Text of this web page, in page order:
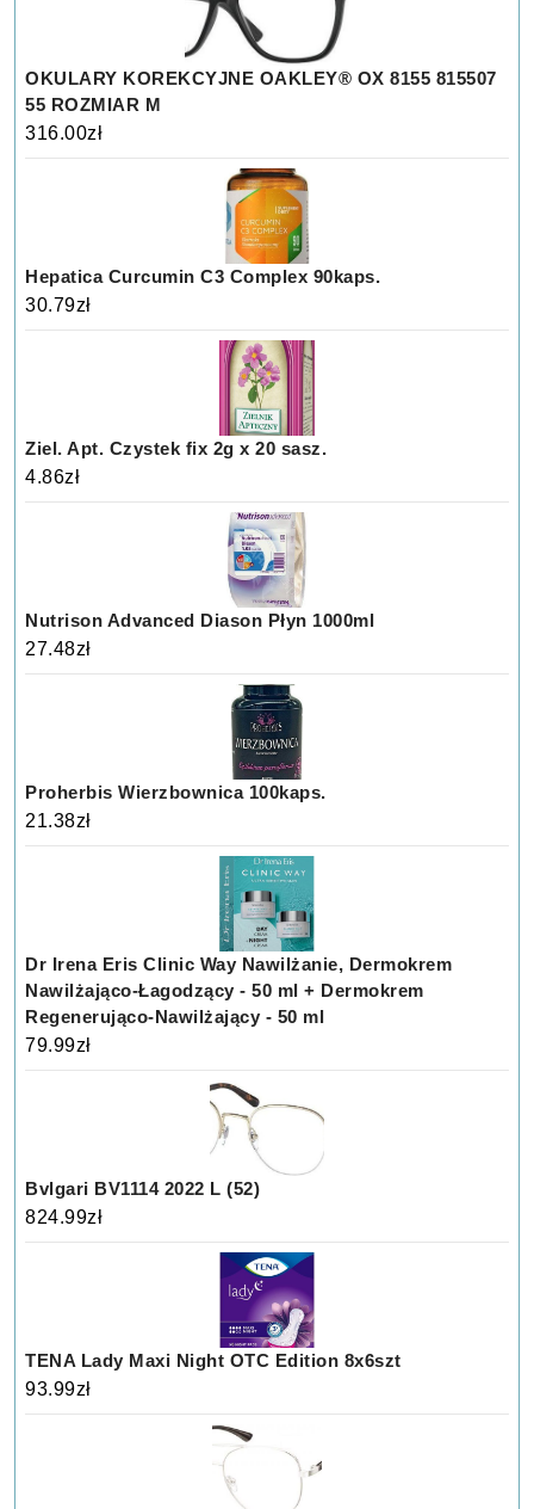
OKULARY KOREKCYJNE OAKLEY® OX 8155 815507
55 ROZMIAR M
316.00zł
Hepatica Curcumin C3 Complex 90kaps.
30.79zł
Ziel. Apt. Czystek fix 2g x 20 sasz.
4.86zł
Nutrison Advanced Diason Płyn 1000ml
27.48zł
Proherbis Wierzbownica 100kaps.
21.38zł
Dr Irena Eris Clinic Way Nawilżanie, Dermokrem
Nawilżająco-Łagodzący - 50 ml + Dermokrem
Regenerująco-Nawilżający - 50 ml
79.99zł
Bvlgari BV1114 2022 L (52)
824.99zł
TENA Lady Maxi Night OTC Edition 8x6szt
93.99zł